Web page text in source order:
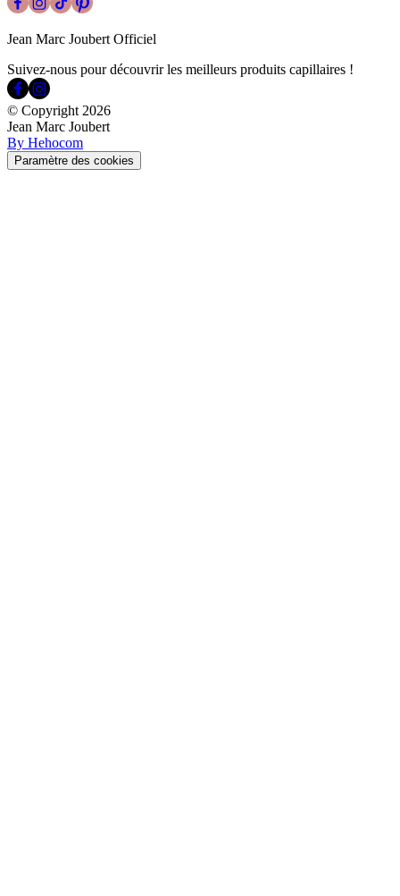
Jean Marc Joubert Officiel
Suivez-nous pour découvrir les meilleurs produits capillaires !
© Copyright 2026
Jean Marc Joubert
By Hehocom
Paramètre des cookies